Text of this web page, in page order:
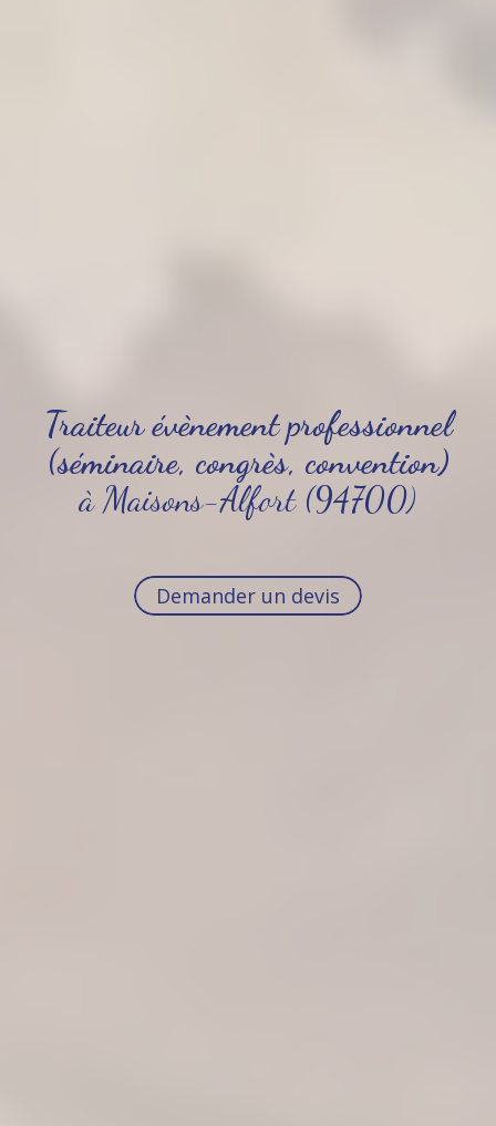
Traiteur évènement professionnel
(séminaire, congrès, convention)
à Maisons-Alfort (94700)
Demander un devis